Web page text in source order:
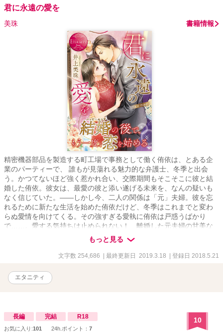
君に永遠の愛を
美珠 書籍情報
精密機器部品を製造する町工場で事務として働く侑依は、とある企
業のパーティーで、 誰もが見蕩れる魅力的な弁護士、冬季と出会
う。かつてないほど強く惹かれ合い、交際期間もそこそこに彼と結
婚した侑依。彼女は、最愛の彼と添い遂げる未来を、なんの疑いも
なく信じていた。――しかし今、二人の関係は「元」夫婦。彼を忘
れるために新たな生活を始めた侑依だけど、冬季はこれまでと変わ
らぬ愛情を向けてくる。その強すぎる愛執に侑依は戸惑うばかり
で……。愛する気持ちは止められない！ 離婚した元夫婦の甘美な
もっと見る
文字数 254,686 | 最終更新日 2019.3.18 | 登録日 2018.5.21
エタニティ
長編 完結 R18
お気に入り:101 24h.ポイント： 7
10